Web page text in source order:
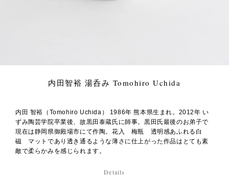
内田智裕 湯呑み Tomohiro Uchida
内田 智裕（Tomohiro Uchida） 1986年 熊本県生まれ。2012年 い
ずみ陶芸学院卒業後、故黒田泰蔵氏に師事。黒田氏最後のお弟子で
現在は静岡県御殿場市にて作陶。花入 梅瓶 透明感あふれる白
磁 マットであり透き通るような薄さに仕上がった作品はとても素
敵で柔らかみを感じられます。
Details